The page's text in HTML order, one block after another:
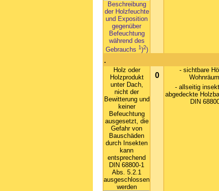
Beschreibung
der Holzfeuchte
und Exposition
gegenüber
Befeuchtung
während des
Gebrauchs 1)2)
.
Holz oder
Holzprodukt
unter Dach,
nicht der
Bewitterung und
keiner
Befeuchtung
ausgesetzt, die
Gefahr von
Bauschäden
durch Insekten
kann
entsprechend
DIN 68800-1
Abs. 5.2.1
ausgeschlossen
werden
0
- sichtbare
- allseitig
abgedeckte
DIN